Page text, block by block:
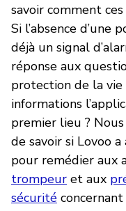
savoir comment
Si l’absence
déjà un signal
réponse aux
protection de la
informations
premier lieu ?
de savoir si Lovoo
pour remédier aux
trompeur et aux
sécurité